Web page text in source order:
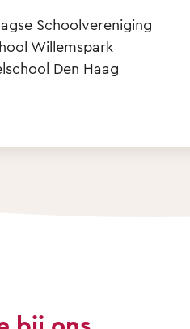
Schoolvereniging
Willemspark
Den Haag